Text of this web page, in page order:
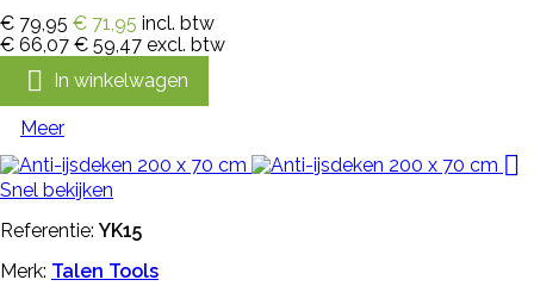
€ 79,95 € 71,95 incl. btw
€ 66,07 € 59,47 excl. btw
 In winkelwagen
Meer

Snel bekijken
Referentie: YK15
Merk: Talen Tools